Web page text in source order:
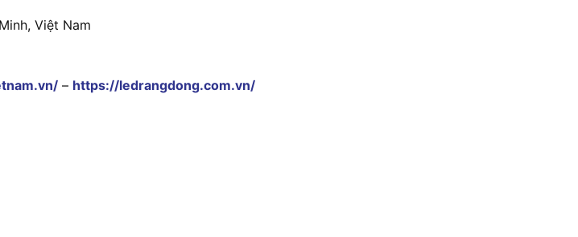
Việt Nam
– https://ledrangdong.com.vn/